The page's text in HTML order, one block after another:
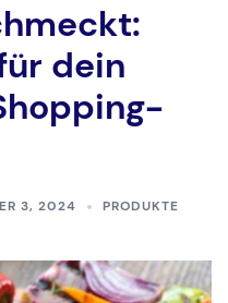
dein
3, 2024 PRODUKTE